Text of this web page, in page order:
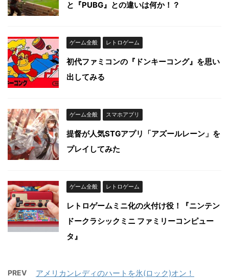
と『PUBG』との違いは何か！？
ゲーム全般 レトロゲーム
初代ファミコンの『ドンキーコング』を思い
出してみる
ゲーム全般 スマホアプリ
提督が人気STGアプリ「アズールレーン」を
プレイしてみた
ゲーム全般 レトロゲーム
レトロゲームミニ化の火付け役！『ニンテン
ドークラシックミニ ファミリーコンピュー
タ』
PREV アメリカンレディのハートを氷(ロック)オン！